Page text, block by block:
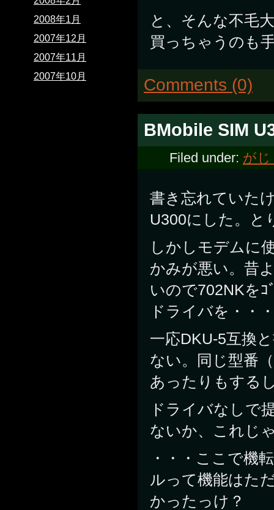
と、そんな不毛
買っちゃうのも
Comments (0)
BMobile SIM
Filed under: が
書き忘れていた
U300にした。と
しかしモデムに
かみが悪い。昔
いので702NKをｺ
ドライバを・・
一応DKU-5互換
ない。同じ型番
あったりもする
ドライバなしで
ないか、これじ
・・・ここで機
ルって機能はた
かったっけ？
2008年1月
2007年12月
2007年11月
2007年10月